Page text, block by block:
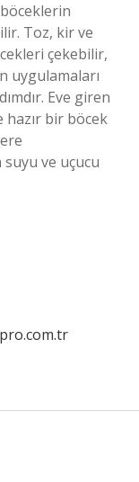
Toz, kir ve
çekebilir,
uygulamaları
Eve giren
hazır bir böcek
ve uçucu